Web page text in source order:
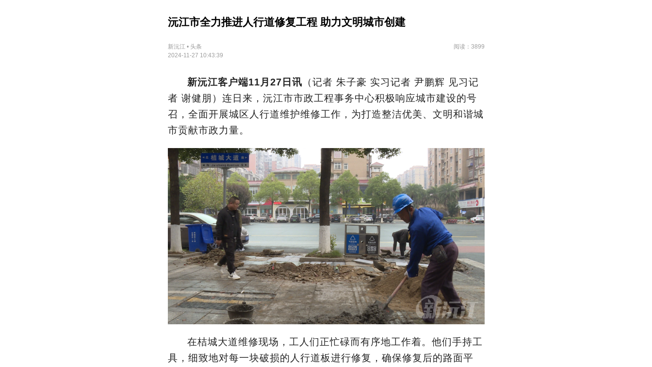
沅江市全力推进人行道修复工程 助力文明城市创建
新沅江 • 头条
阅读：3899
2024-11-27 10:43:39
新沅江客户端11月27日讯 （记者 朱子豪 实习记者 尹鹏辉 见习记
者 谢健朋）连日来，沅江市市政工程事务中心积极响应城市建设的号
召，全面开展城区人行道维护维修工作，为打造整洁优美、文明和谐城
市贡献市政力量。
在桔城大道维修现场，工人们正忙碌而有序地工作着。他们手持工
具，细致地对每一块破损的人行道板进行修复，确保修复后的路面平